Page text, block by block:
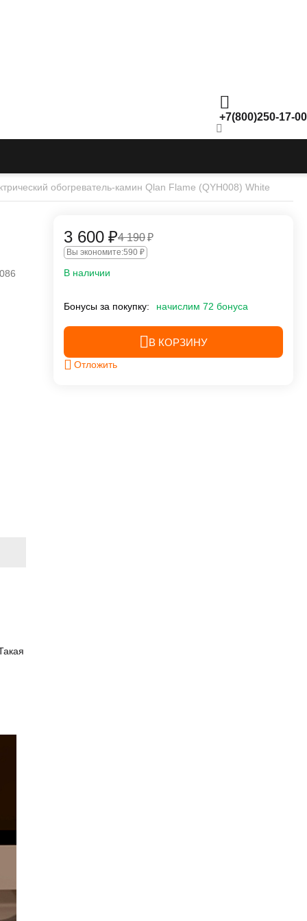
+7(800)250-17-00
обогреватель-камин Qlan Flame (QYH008) White
3 600 ₽4 190₽
Вы экономите:590 ₽
В наличии
Бонусы за покупку: начислим 72 бонуса
В КОРЗИНУ
Отложить